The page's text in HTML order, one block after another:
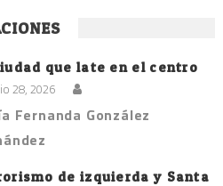
que late en el centro
28, 2026
Fernanda González
de izquierda y Santa